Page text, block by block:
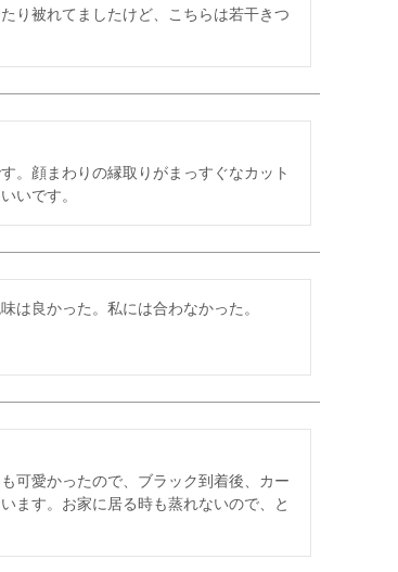
り被れてましたけど、こちらは若干きつ
。顔まわりの縁取りがまっすぐなカット
いです。
は良かった。私には合わなかった。
可愛かったので、ブラック到着後、カー
ます。お家に居る時も蒸れないので、と